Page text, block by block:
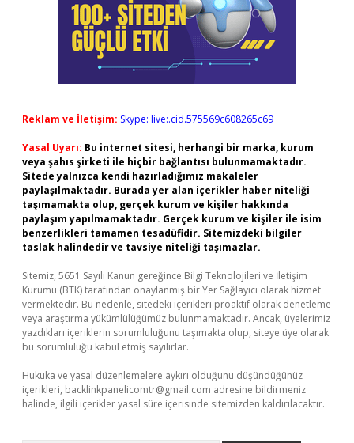
Reklam ve İletişim: Skype: live:.cid.575569c608265c69
Yasal Uyarı: Bu internet sitesi, herhangi bir marka, kurum
veya şahıs şirketi ile hiçbir bağlantısı bulunmamaktadır.
Sitede yalnızca kendi hazırladığımız makaleler
paylaşılmaktadır. Burada yer alan içerikler haber niteliği
taşımamakta olup, gerçek kurum ve kişiler hakkında
paylaşım yapılmamaktadır. Gerçek kurum ve kişiler ile isim
benzerlikleri tamamen tesadüfidir. Sitemizdeki bilgiler
taslak halindedir ve tavsiye niteliği taşımazlar.
Sitemiz, 5651 Sayılı Kanun gereğince Bilgi Teknolojileri ve İletişim
Kurumu (BTK) tarafından onaylanmış bir Yer Sağlayıcı olarak hizmet
vermektedir. Bu nedenle, sitedeki içerikleri proaktif olarak denetleme
veya araştırma yükümlülüğümüz bulunmamaktadır. Ancak, üyelerimiz
yazdıkları içeriklerin sorumluluğunu taşımakta olup, siteye üye olarak
bu sorumluluğu kabul etmiş sayılırlar.
Hukuka ve yasal düzenlemelere aykırı olduğunu düşündüğünüz
içerikleri, backlinkpanelicomtr@gmail.com adresine bildirmeniz
halinde, ilgili içerikler yasal süre içerisinde sitemizden kaldırılacaktır.